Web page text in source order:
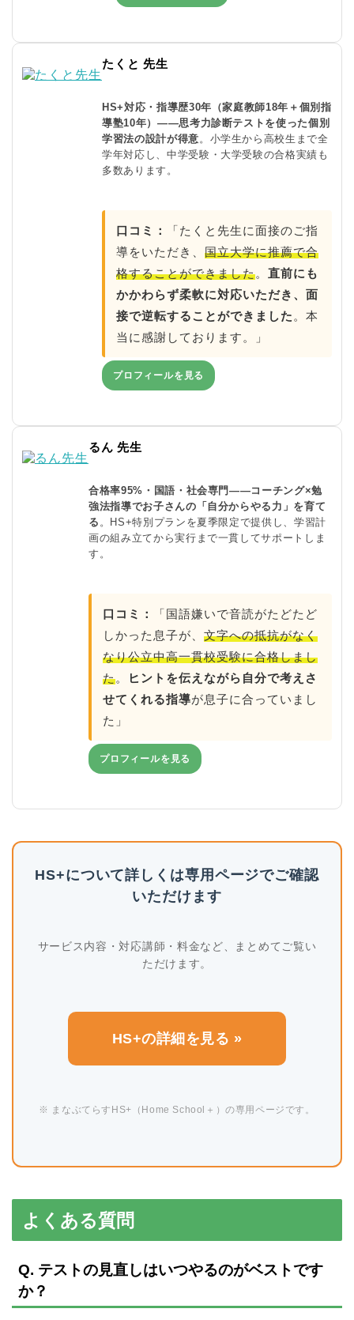
たくと 先生
HS+対応・指導歴30年（家庭教師18年＋個別指
導塾10年）——思考力診断テストを使った個別
学習法の設計が得意。小学生から高校生まで全
学年対応し、中学受験・大学受験の合格実績も
多数あります。
口コミ：
「たくと先生に面接のご指
導をいただき、 国立大学に推薦で合
格することができました。 直前にも
かかわらず柔軟に対応いただき、面
接で逆転することができました。本
当に感謝しております。」
プロフィールを見る
るん 先生
合格率95%・国語・社会専門——コーチング×勉
強法指導でお子さんの「自分からやる力」を育て
る 。HS+特別プランを夏季限定で提供し、学習計
画の組み立てから実行まで一貫してサポートしま
す。
口コミ：
「国語嫌いで音読がたどたど
しかった息子が、 文字への抵抗がなく
なり公立中高一貫校受験に合格しまし
た。
ヒントを伝えながら自分で考えさ
せてくれる指導が息子に合っていまし
た」
プロフィールを見る
HS+について詳しくは専用ページでご確認
いただけます
サービス内容・対応講師・料金など、まとめてご覧い
ただけます。
HS+の詳細を見る »
※ まなぶてらすHS+（Home School＋）の専用ページです。
よくある質問
Q. テストの見直しはいつやるのがベストです
か？